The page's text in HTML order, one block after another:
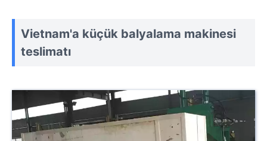
Vietnam'a küçük balyalama makinesi
teslimatı